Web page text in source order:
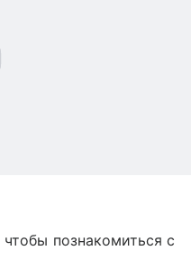
познакомиться с